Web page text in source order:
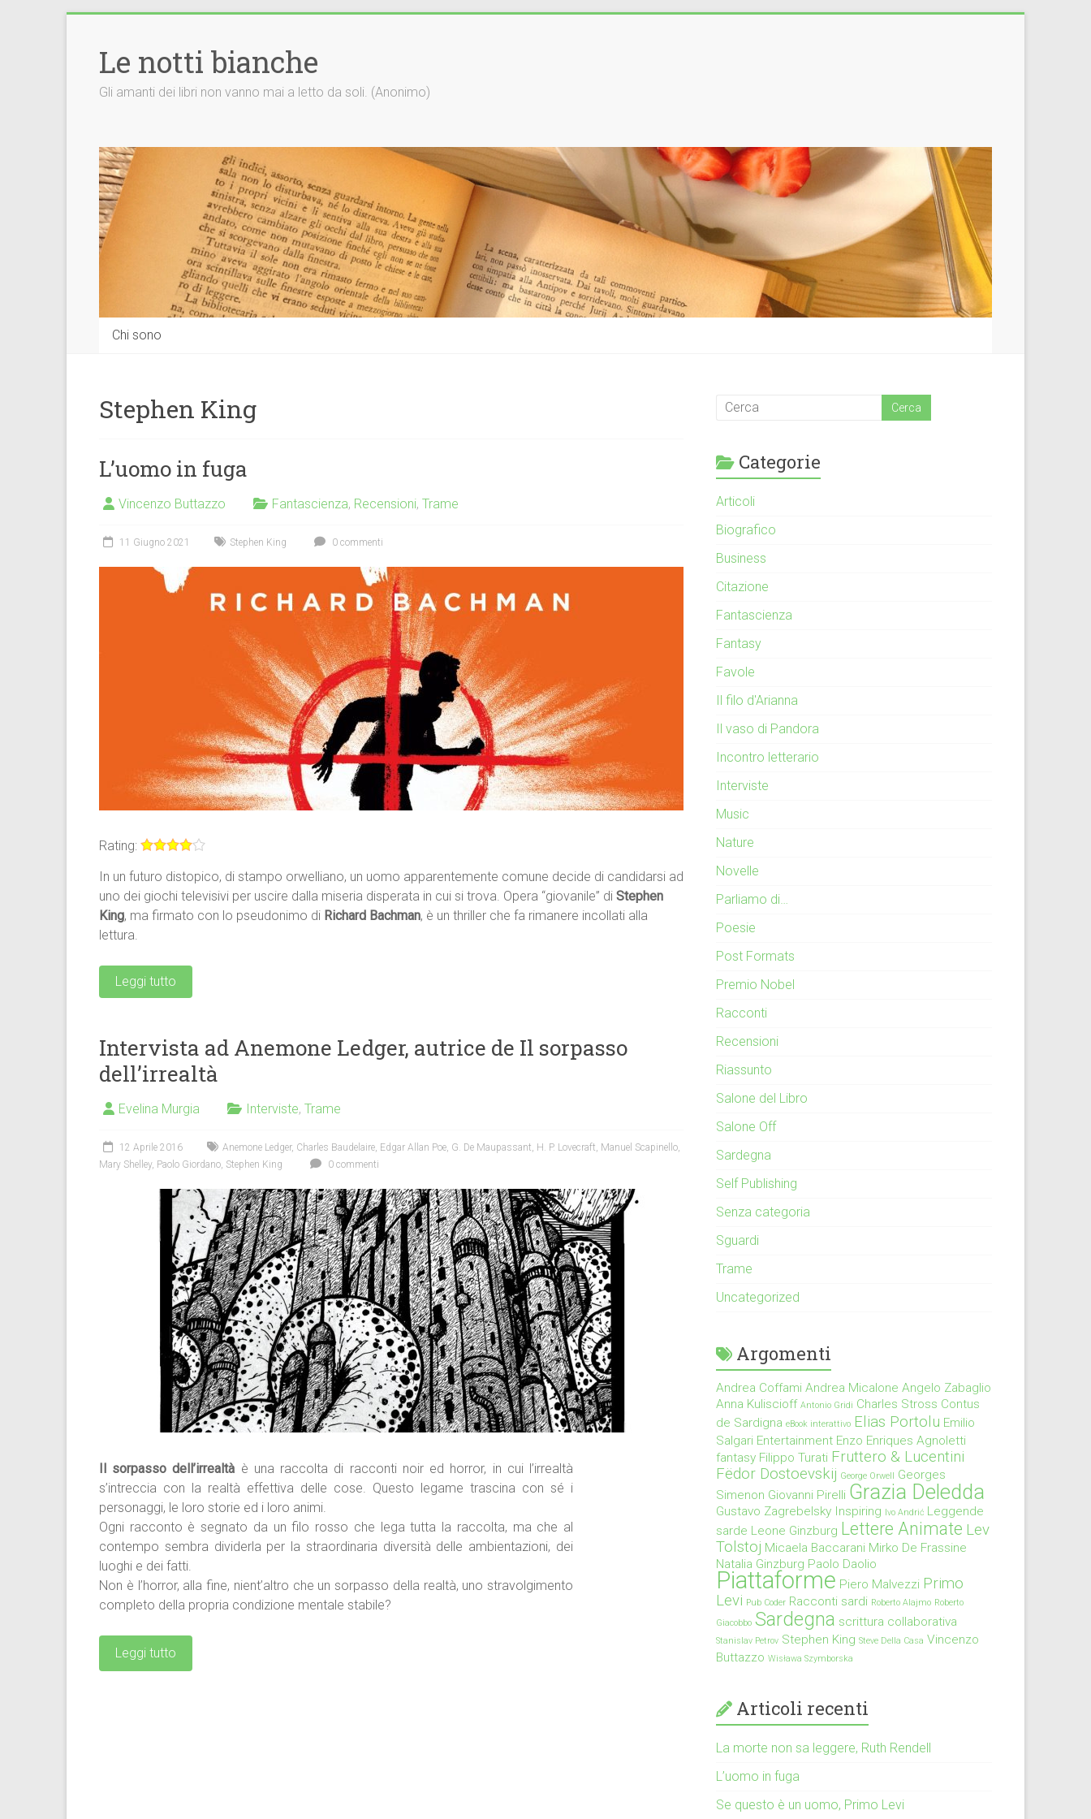
contenutoLe notti bianche
Gli amanti dei libri non vanno mai a letto da soli. (Anonimo)
Chi sono
Stephen King
L’uomo in fuga
Vincenzo Buttazzo Fantascienza, Recensioni, Trame
11 Giugno 2021 Stephen King 0 commenti
Rating:
In un futuro distopico, di stampo orwelliano, un uomo apparentemente comune decide di candidarsi ad
uno dei giochi televisivi per uscire dalla miseria disperata in cui si trova. Opera “giovanile” di Stephen
King, ma firmato con lo pseudonimo di Richard Bachman, è un thriller che fa rimanere incollati alla
lettura.
Leggi tutto
Intervista ad Anemone Ledger, autrice de Il sorpasso
dell’irrealtà
Evelina Murgia Interviste, Trame
12 Aprile 2016 Anemone Ledger, Charles Baudelaire Edgar Allan Poe G. De Maupassant H. P. Lovecraft Manuel Scapinello
Mary Shelley, Paolo Giordano Stephen King 0 commenti
Il sorpasso dell’irrealtà è una raccolta di racconti noir ed horror, in cui l’irrealtà
s’intreccia con la realtà effettiva delle cose. Questo legame trascina con sé i
personaggi, le loro storie ed i loro animi.
Ogni racconto è segnato da un filo rosso che lega tutta la raccolta, ma che al
contempo sembra dividerla per la straordinaria diversità delle ambientazioni, dei
luoghi e dei fatti.
Non è l’horror, alla fine, nient’altro che un sorpasso della realtà, uno stravolgimento
completo della propria condizione mentale stabile?
Leggi tutto
Categorie
Articoli
Biografico
Business
Citazione
Fantascienza
Fantasy
Favole
Il filo d'Arianna
Il vaso di Pandora
Incontro letterario
Interviste
Music
Nature
Novelle
Parliamo di…
Poesie
Post Formats
Premio Nobel
Racconti
Recensioni
Riassunto
Salone del Libro
Salone Off
Sardegna
Self Publishing
Senza categoria
Sguardi
Trame
Uncategorized
Argomenti
Andrea Coffami Andrea Micalone Angelo Zabaglio
Anna Kuliscioff Antonio Gridi Charles Stross Contus
de Sardigna eBook interattivo Elias Portolu Emilio
Salgari Entertainment Enzo Enriques Agnoletti
fantasy Filippo Turati Fruttero & Lucentini
Fëdor Dostoevskij George Orwell Georges
Simenon Giovanni Pirelli Grazia Deledda
Gustavo Zagrebelsky Inspiring Ivo Andrić Leggende
sarde Leone Ginzburg Lettere Animate Lev
Tolstoj Micaela Baccarani Mirko De Frassine
Natalia Ginzburg Paolo Daolio
Piattaforme Piero Malvezzi Primo
Levi Pub Coder Racconti sardi Roberto Alajmo Roberto
Giacobbo Sardegna scrittura collaborativa
Stanislav Petrov Stephen King Steve Della Casa Vincenzo
Buttazzo Wisława Szymborska
Articoli recenti
La morte non sa leggere, Ruth Rendell
L’uomo in fuga
Se questo è un uomo, Primo Levi